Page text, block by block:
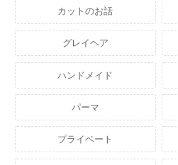
カットのお話
グレイヘア
ハンドメイド
パーマ
プライベート